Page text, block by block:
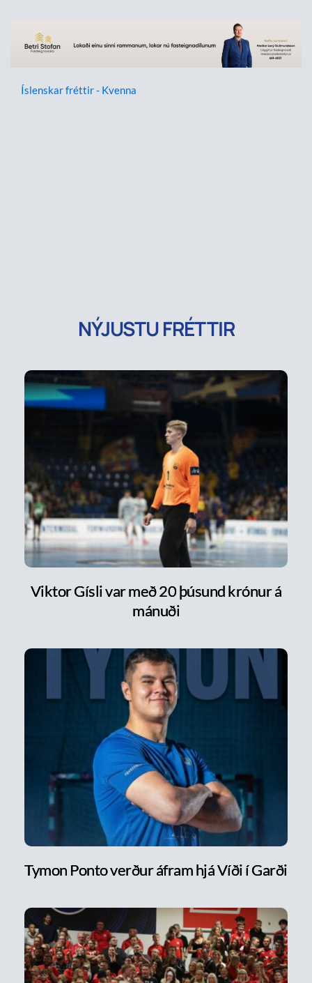
Íslenskar fréttir - Kvenna
NÝJUSTU FRÉTTIR
Viktor Gísli var með 20 þúsund krónur á
mánuði
Tymon Ponto verður áfram hjá Víði í Garði